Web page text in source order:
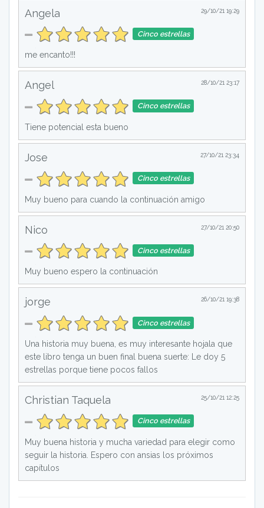
29/10/21 19:29
Angela
Cinco estrellas
me encanto!!!
28/10/21 23:17
Angel
Cinco estrellas
Tiene potencial esta bueno
27/10/21 23:34
Jose
Cinco estrellas
Muy bueno para cuando la continuación amigo
27/10/21 20:50
Nico
Cinco estrellas
Muy bueno espero la continuación
26/10/21 19:38
jorge
Cinco estrellas
Una historia muy buena, es muy interesante hojala que
este libro tenga un buen final buena suerte: Le doy 5
estrellas porque tiene pocos fallos
25/10/21 12:25
Christian Taquela
Cinco estrellas
Muy buena historia y mucha variedad para elegir como
seguir la historia. Espero con ansias los próximos
capítulos